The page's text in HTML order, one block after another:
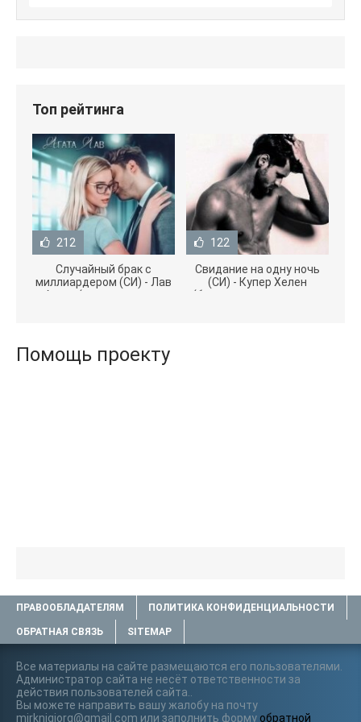
Топ рейтинга
212
Случайный брак с
миллиардером (СИ) - Лав
Агата (полная версия
122
Свидание на одну ночь
(СИ) - Купер Хелен
(бесплатные серии книг
Помощь проекту
ПРАВООБЛАДАТЕЛЯМ ПОЛИТИКА КОНФИДЕНЦИАЛЬНОСТИ
ОБРАТНАЯ СВЯЗЬ SITEMAP
Все материалы на сайте размещаются его пользователями.
Администратор сайта не несёт ответственности за
действия пользователей сайта..
Вы можете направить вашу жалобу на почту
mirknigiorg@gmail.com или заполнить форму обратной